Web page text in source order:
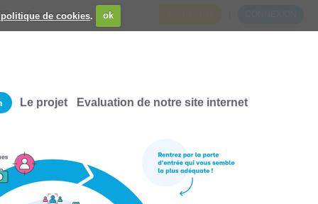
de cookies. ok
CHERCHER PAR
Le projet Evaluation de notre site internet